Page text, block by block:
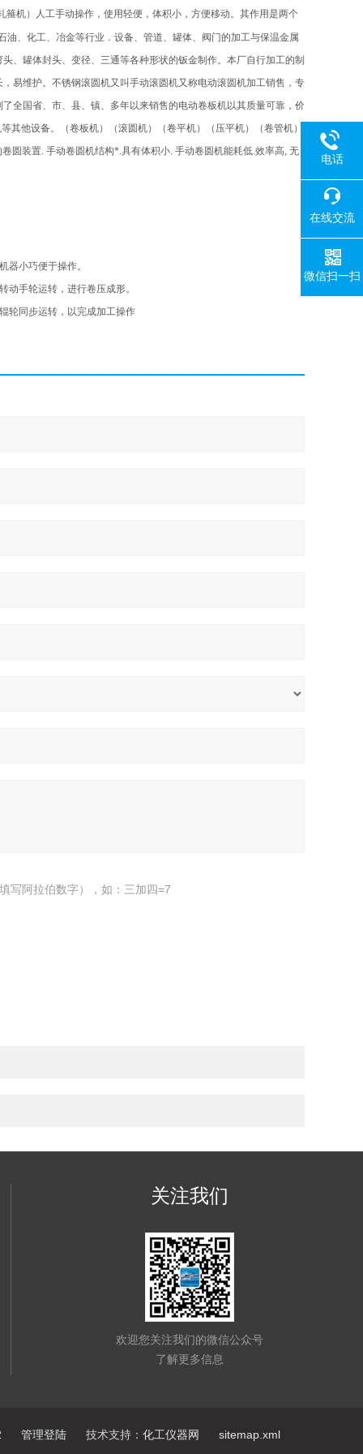
机）人工手动操作，使用轻便，体积小，方便移动。其作用是两个
油、化工、冶金等行业．设备、管道、罐体、阀门的加工与保温金属
、罐体封头、变径、三通等各种形状的钣金制作。本厂自行加工的制
易维护。不锈钢滚圆机又叫手动滚圆机又称电动滚圆机加工销售，专
全国省、市、县、镇、多年以来销售的电动卷板机以其质量可靠，价
其他设备。（卷板机）（滚圆机）（卷平机）（压平机）（卷管机）
卷圆装置. 手动卷圆机结构*.具有体积小. 手动卷圆机能耗低.效率高, 无
器小巧便于操作。
手轮运转，进行卷压成形。
轮同步运转，以完成加工操作
写阿拉伯数字），如：三加四=7
关注我们
欢迎您关注我们的微信公众号
了解更多信息
管理登陆 技术支持： 化工仪器网 sitemap.xml
电话
在线交流
微信扫一扫